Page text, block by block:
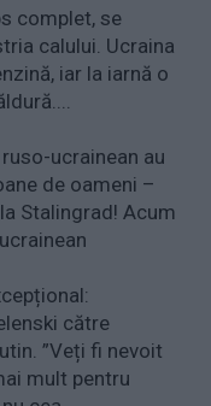
complet, se
calului. Ucraina
iar la iarnă o
ucrainean au
de oameni –
Stalingrad! Acum
către
”Veți fi nevoit
mult pentru